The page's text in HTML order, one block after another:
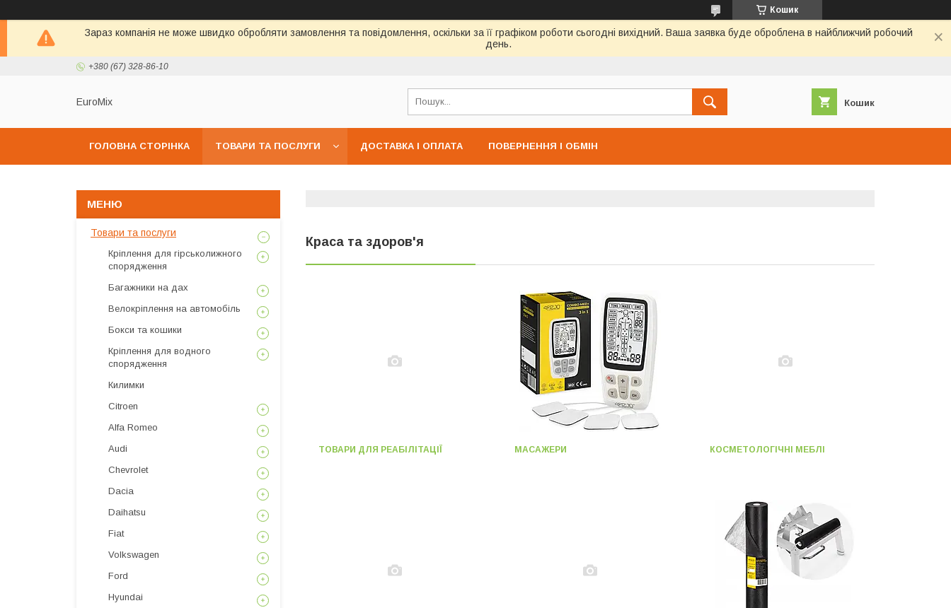
Кошик
Зараз компанія не може швидко обробляти замовлення та повідомлення, оскільки за її графіком роботи сьогодні вихідний. Ваша заявка буде оброблена в найближчий робочий
день.
+380 (67) 328-86-10
EuroMix Кошик
ГОЛОВНА СТОРІНКА ТОВАРИ ТА ПОСЛУГИ ДОСТАВКА І ОПЛАТА ПОВЕРНЕННЯ І ОБМІН
Краса та здоров'я
ТОВАРИ ДЛЯ РЕАБІЛІТАЦІЇ МАСАЖЕРИ КОСМЕТОЛОГІЧНІ МЕБЛІ
Товари та послуги
Кріплення для гірськолижного
спорядження
Багажники на дах
Велокріплення на автомобіль
Бокси та кошики
Кріплення для водного
спорядження
Килимки
Citroen
Alfa Romeo
Audi
Chevrolet
Dacia
Daihatsu
Fiat
Volkswagen
Ford
Hyundai